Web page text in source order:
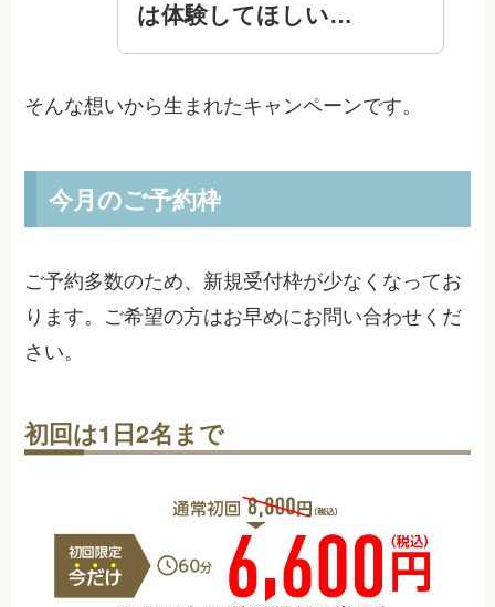
は体験してほしい…
そんな想いから生まれたキャンペーンです。
今月のご予約枠
ご予約多数のため、新規受付枠が少なくなってお
ります。ご希望の方はお早めにお問い合わせくだ
さい。
初回は1日2名まで